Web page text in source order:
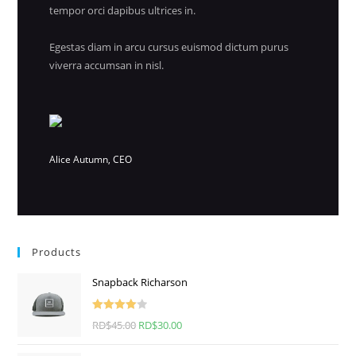
tempor orci dapibus ultrices in.
Egestas diam in arcu cursus euismod dictum purus
viverra accumsan in nisl.
Alice Autumn, CEO
Products
Snapback Richarson
Valorado
RD$45.00 El
RD$30.00El